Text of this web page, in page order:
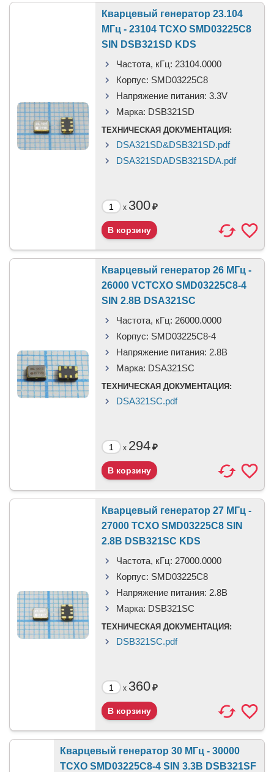
Кварцевый генератор 23.104
МГц - 23104 TCXO SMD03225C8
SIN DSB321SD KDS
Частота, кГц: 23104.0000
Корпус: SMD03225C8
Напряжение питания: 3.3V
Марка: DSB321SD
ТЕХНИЧЕСКАЯ ДОКУМЕНТАЦИЯ:
DSA321SD&DSB321SD.pdf
DSA321SDADSB321SDA.pdf
x 300₽
Кварцевый генератор 26 МГц -
26000 VCTCXO SMD03225C8-4
SIN 2.8В DSA321SC
Частота, кГц: 26000.0000
Корпус: SMD03225C8-4
Напряжение питания: 2.8В
Марка: DSA321SC
ТЕХНИЧЕСКАЯ ДОКУМЕНТАЦИЯ:
DSA321SC.pdf
x 294₽
Кварцевый генератор 27 МГц -
27000 TCXO SMD03225C8 SIN
2.8В DSB321SC KDS
Частота, кГц: 27000.0000
Корпус: SMD03225C8
Напряжение питания: 2.8В
Марка: DSB321SC
ТЕХНИЧЕСКАЯ ДОКУМЕНТАЦИЯ:
DSB321SC.pdf
x 360₽
Кварцевый генератор 30 МГц - 30000
TCXO SMD03225C8-4 SIN 3.3В DSB321SF